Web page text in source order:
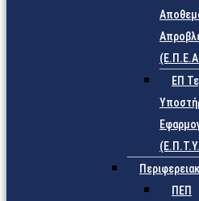
ΕΠ
ΠΕΠ